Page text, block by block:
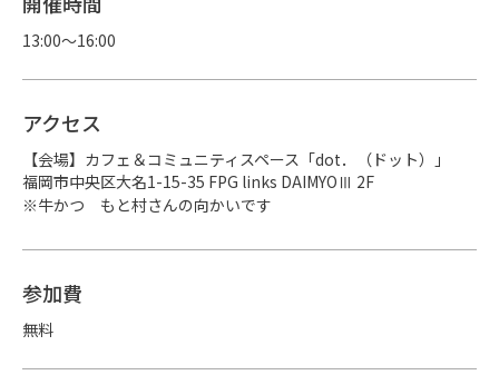
13:00～16:00
アクセス
【会場】カフェ＆コミュニティスペース「dot．（ドット）」
福岡市中央区大名1-15-35 FPG links DAIMYOⅢ 2F
※牛かつ　もと村さんの向かいです
参加費
無料